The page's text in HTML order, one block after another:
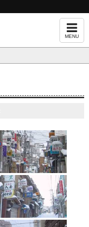
MENU